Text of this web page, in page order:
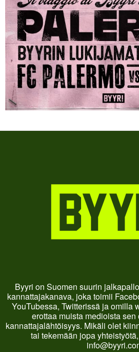
Byyri on Suomen suurin
kannattajakanava, joka toimii
YouTubessa, Twitterissä ja omilla
erottaa muista medioista
kannattajalähtöisyys. Mikäli olet
tai tekemään jopa